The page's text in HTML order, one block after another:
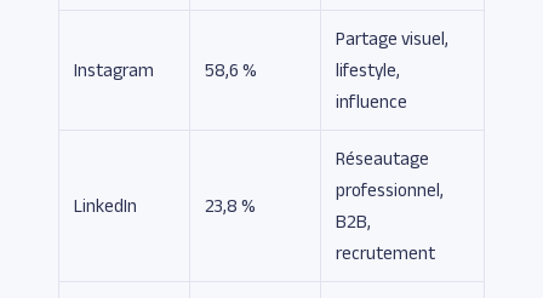
Instagram 58,6 %
Partage visuel,
lifestyle,
influence
LinkedIn 23,8 %
Réseautage
professionnel,
B2B,
recrutement